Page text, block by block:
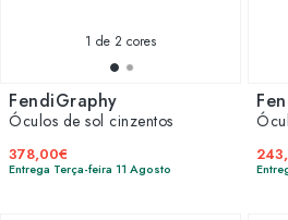
1 de 2 cores
FendiGraphy
Óculos de sol cinzentos
378,00€
Entrega Terça-feira 11 Agosto